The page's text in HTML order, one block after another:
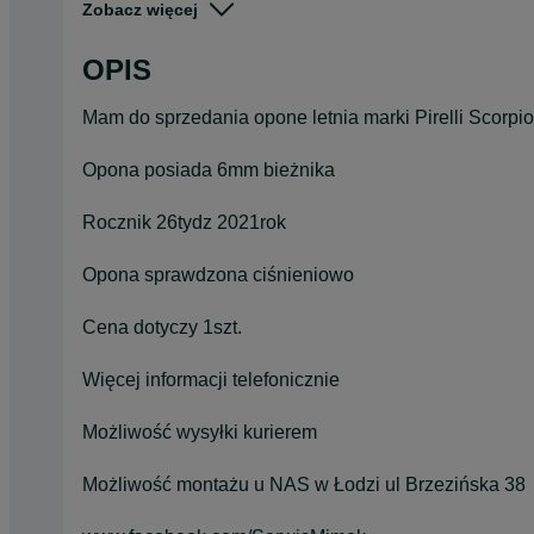
Szerokość
Zobacz więcej
OPIS
Mam do sprzedania opone letnia marki Pirelli
Opona posiada 6mm bieżnika
Rocznik 26tydz 2021rok
Opona sprawdzona ciśnieniowo
Cena dotyczy 1szt.
Więcej informacji telefonicznie
Możliwość wysyłki kurierem
Możliwość montażu u NAS w Łodzi ul Brzezińska 38